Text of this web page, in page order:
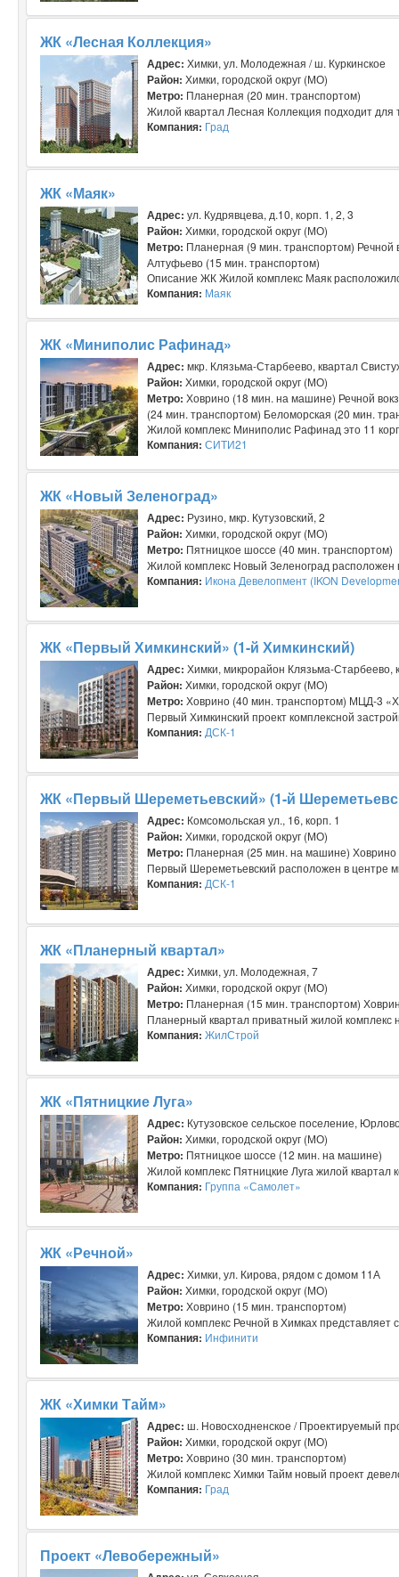
ЖК «Лесная Коллекция»
Адрес: Химки, ул. Молодежная / ш. Куркинское
Район: Химки, городской округ (МО)
Метро: Планерная (20 мин. транспортом)
Жилой квартал Лесная Коллекция подходит для
Компания: Град
ЖК «Маяк»
Адрес: ул. Кудрявцева, д.10, корп. 1, 2, 3
Район: Химки, городской округ (МО)
Метро: Планерная (9 мин. транспортом)
Алтуфьево (15 мин. транспортом)
Описание ЖК Жилой комплекс Маяк
Компания: Маяк
ЖК «Миниполис Рафинад»
Адрес: мкр. Клязьма-Старбеево, квартал
Район: Химки, городской округ (МО)
Метро: Ховрино (18 мин. на машине) Речной
(24 мин. транспортом) Беломорская (20 мин.
Жилой комплекс Миниполис Рафинад это 11
Компания: СИТИ21
ЖК «Новый Зеленоград»
Адрес: Рузино, мкр. Кутузовский, 2
Район: Химки, городской округ (МО)
Метро: Пятницкое шоссе (40 мин. транспортом)
Жилой комплекс Новый Зеленоград расположен
Компания: Икона Девелопмент (IKON
ЖК «Первый Химкинский» (1-й Химкинский)
Адрес: Химки, микрорайон Клязьма-Старбеево,
Район: Химки, городской округ (МО)
Метро: Ховрино (40 мин. транспортом) МЦД-3
Первый Химкинский проект комплексной
Компания: ДСК-1
ЖК «Первый Шереметьевский» (1-й
Адрес: Комсомольская ул., 16, корп. 1
Район: Химки, городской округ (МО)
Метро: Планерная (25 мин. на машине)
Первый Шереметьевский расположен в центре
Компания: ДСК-1
ЖК «Планерный квартал»
Адрес: Химки, ул. Молодежная, 7
Район: Химки, городской округ (МО)
Метро: Планерная (15 мин. транспортом)
Планерный квартал приватный жилой
Компания: ЖилСтрой
ЖК «Пятницкие Луга»
Адрес: Кутузовское сельское поселение,
Район: Химки, городской округ (МО)
Метро: Пятницкое шоссе (12 мин. на машине)
Жилой комплекс Пятницкие Луга жилой квартал
Компания: Группа «Самолет»
ЖК «Речной»
Адрес: Химки, ул. Кирова, рядом с домом 11А
Район: Химки, городской округ (МО)
Метро: Ховрино (15 мин. транспортом)
Жилой комплекс Речной в Химках
Компания: Инфинити
ЖК «Химки Тайм»
Адрес: ш. Новосходненское / Проектируемый
Район: Химки, городской округ (МО)
Метро: Ховрино (30 мин. транспортом)
Жилой комплекс Химки Тайм новый проект
Компания: Град
Проект «Левобережный»